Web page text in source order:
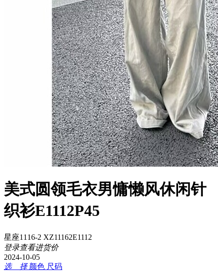
美式圆领毛衣男慵懒风休闲针
织衫E1112P45
星座1116-2 XZ11162E1112
登录查看进货价
2024-10-05
选 择 颜色 尺码